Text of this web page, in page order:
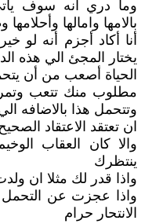
وما دري أنه سوف
بالامها وامالها
أنا أكاد أجزم أنه لو
يختار المجئ الي هذه
الحياة أصعب من أن
مطلوب منك تتعب
وتتحمل هذا بالاضافه
ان تعتقد الاعتقاد
والا كان العقاب
ينتظرك
واذا قدر لك مثلا ان
واذا عجزت عن التحمل
الانتحار حرام